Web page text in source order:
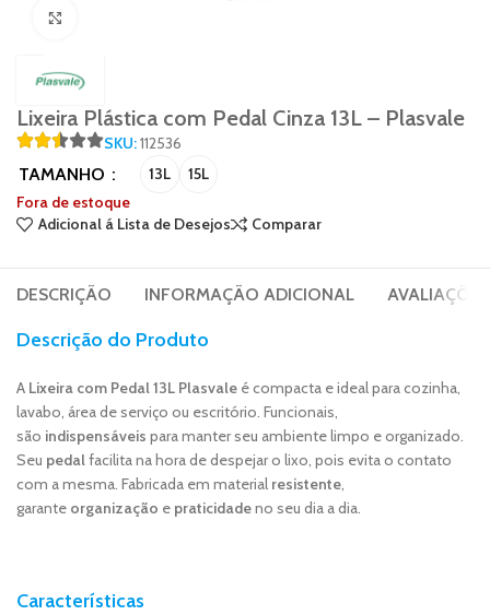
Lixeira Plástica com Pedal Cinza 13L – Plasvale
SKU:112536
TAMANHO 13L
15L
Fora de estoque
Adicional á Lista de Desejos
Comparar
DESCRIÇÃO INFORMAÇÃO ADICIONAL
Descrição do Produto
A Lixeira com Pedal 13L Plasvale é compacta e ideal para cozinha,
lavabo, área de serviço ou escritório. Funcionais,
são indispensáveis para manter seu ambiente limpo e organizado.
Seu pedal facilita na hora de despejar o lixo, pois evita o contato
com a mesma. Fabricada em material resistente
garante organização e praticidadeno seu dia a dia.
Características